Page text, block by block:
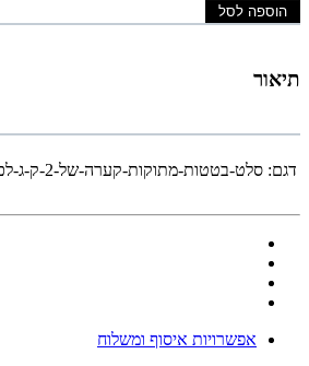
הוספה לסל
תיאור
דגם: סלט-בטטות-מתוקות-קערה-של-2-ק-ג-לכ10-אנשים
אפשרויות איסוף ומשלוח